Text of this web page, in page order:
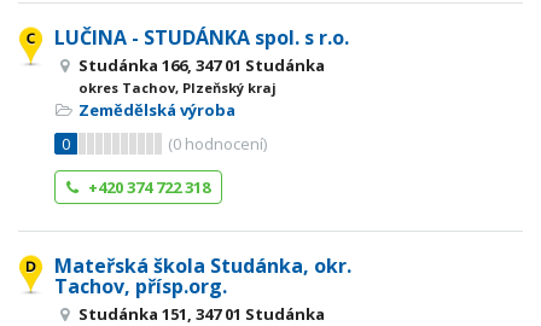
LUČINA - STUDÁNKA spol. s r.o.
Studánka 166, 347 01 Studánka
okres Tachov, Plzeňský kraj
Zemědělská výroba
0
(0 hodnocení)
+420 374 722 318
Mateřská škola Studánka, okr.
Tachov, přísp.org.
Studánka 151, 347 01 Studánka